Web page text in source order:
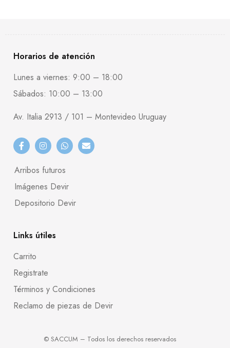
Horarios de atención
Lunes a viernes: 9:00 – 18:00
Sábados: 10:00 – 13:00
Av. Italia 2913 / 101 – Montevideo Uruguay
Arribos futuros
Imágenes Devir
Depositorio Devir
Links útiles
Carrito
Registrate
Términos y Condiciones
Reclamo de piezas de Devir
© SACCUM – Todos los derechos reservados